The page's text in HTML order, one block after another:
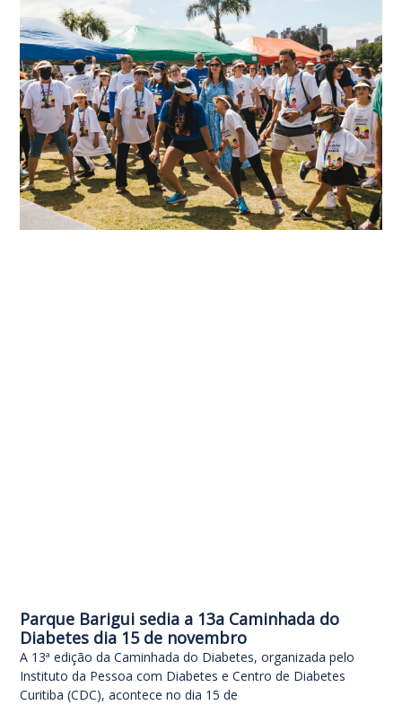
Parque Barigui sedia a 13a Caminhada do
Diabetes dia 15 de novembro
A 13ª edição da Caminhada do Diabetes, organizada pelo
Instituto da Pessoa com Diabetes e Centro de Diabetes
Curitiba (CDC), acontece no dia 15 de